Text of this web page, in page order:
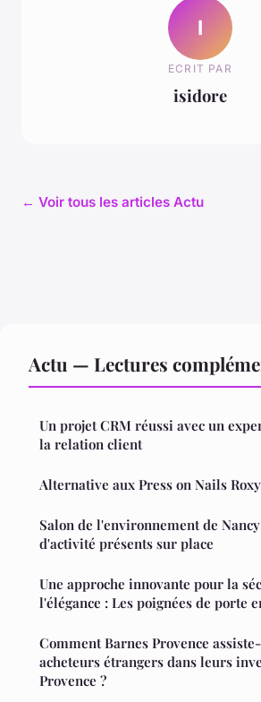
I
ECRIT PAR
isidore
← Voir tous les articles Actu
Actu — Lectures
Un projet CRM réussi avec un
la relation client
Alternative aux Press on Nails
Salon de l'environnement de
d'activité présents sur place
Une approche innovante pour la
l'élégance : Les poignées de porte
Comment Barnes Provence
acheteurs étrangers dans leurs
Provence ?